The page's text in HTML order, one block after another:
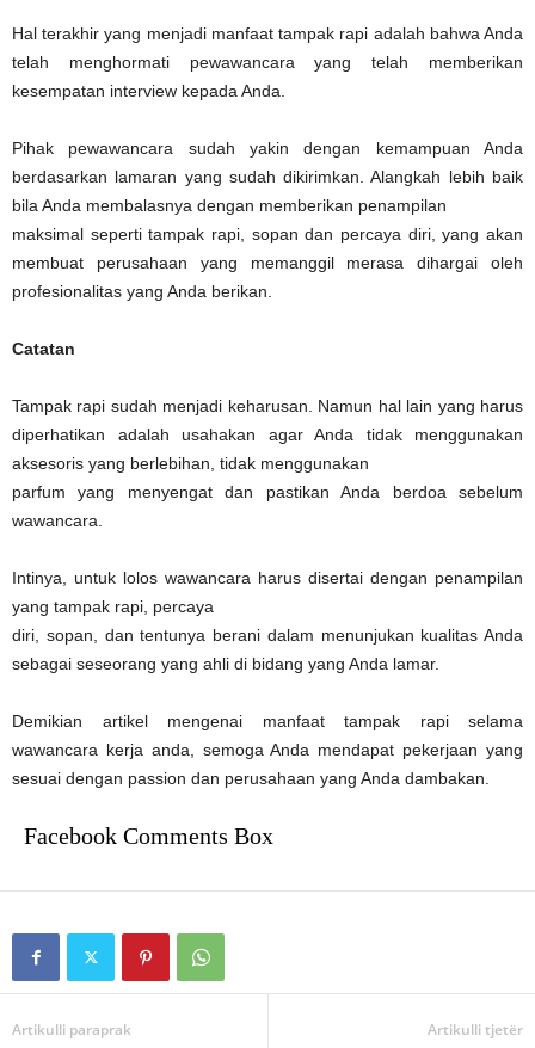
Hal terakhir yang menjadi manfaat tampak rapi adalah bahwa Anda
telah menghormati pewawancara yang telah memberikan
kesempatan interview kepada Anda.
Pihak pewawancara sudah yakin dengan kemampuan Anda
berdasarkan lamaran yang sudah dikirimkan. Alangkah lebih baik
bila Anda membalasnya dengan memberikan penampilan
maksimal seperti tampak rapi, sopan dan percaya diri, yang akan
membuat perusahaan yang memanggil merasa dihargai oleh
profesionalitas yang Anda berikan.
Catatan
Tampak rapi sudah menjadi keharusan. Namun hal lain yang harus
diperhatikan adalah usahakan agar Anda tidak menggunakan
aksesoris yang berlebihan, tidak menggunakan
parfum yang menyengat dan pastikan Anda berdoa sebelum
wawancara.
Intinya, untuk lolos wawancara harus disertai dengan penampilan
yang tampak rapi, percaya
diri, sopan, dan tentunya berani dalam menunjukan kualitas Anda
sebagai seseorang yang ahli di bidang yang Anda lamar.
Demikian artikel mengenai manfaat tampak rapi selama
wawancara kerja anda, semoga Anda mendapat pekerjaan yang
sesuai dengan passion dan perusahaan yang Anda dambakan.
Facebook Comments Box
Artikulli paraprak Artikulli tjetër